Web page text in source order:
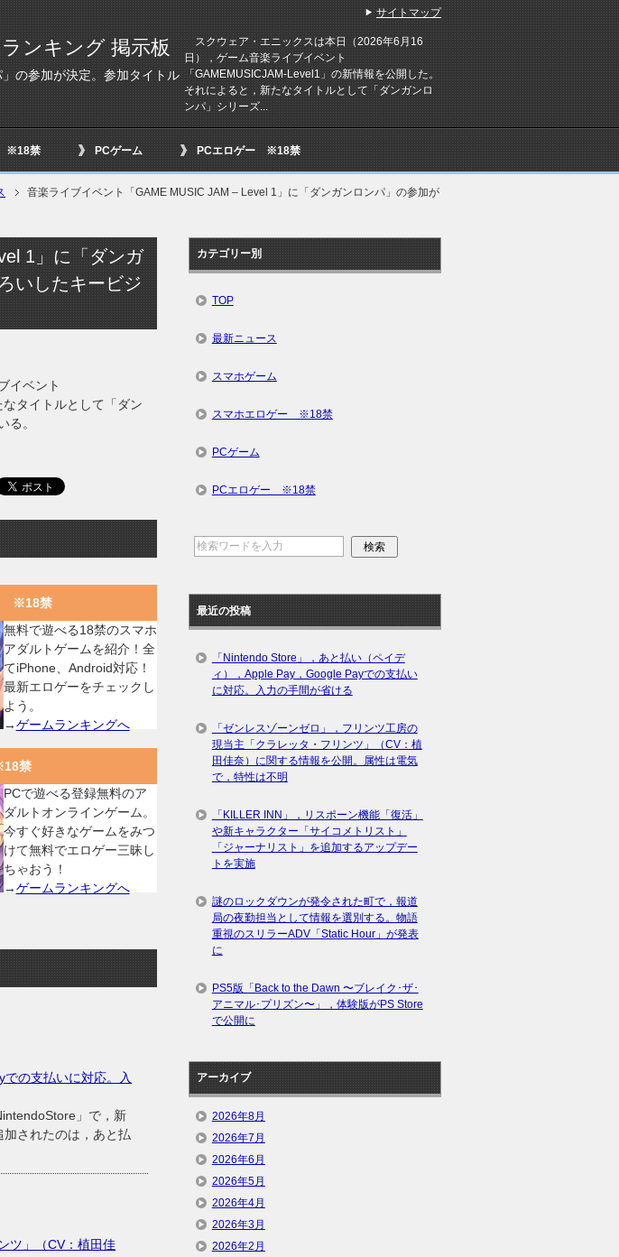
ンキング 掲示板
の参加が決定。参加タイトル
スクウェア・エニックスは本日（2026年6月16
日），ゲーム音楽ライブイベント
「GAMEMUSICJAM-Level1」の新情報を公開した。
それによると，新たなタイトルとして「ダンガンロ
ンパ」シリーズ...
※18禁 PCゲーム PCエロゲー ※18禁
音楽ライブイベント「GAME MUSIC JAM – Level 1」に「ダンガンロンパ」の参加が
1」に「ダンガ
いしたキービジ
イベント
タイトルとして「ダン
る。
※18禁
無料で遊べる18禁のスマホ
アダルトゲームを紹介！全
てiPhone、Android対応！
最新エロゲーをチェックし
よう。
→ゲームランキングへ
禁
PCで遊べる登録無料のア
ダルトオンラインゲーム。
今すぐ好きなゲームをみつ
けて無料でエロゲー三昧し
ちゃおう！
→ゲームランキングへ
での支払いに対応。入
」で，新
されたのは，あと払
ツ」（CV：植田佳
カテゴリー別
TOP
最新ニュース
スマホゲーム
スマホエロゲー ※18禁
PCゲーム
PCエロゲー ※18禁
最近の投稿
「Nintendo Store」，あと払い（ペイデ
ィ），Apple Pay，Google Payでの支払い
に対応。入力の手間が省ける
「ゼンレスゾーンゼロ」，フリンツ工房の
現当主「クラレッタ・フリンツ」（CV：植
田佳奈）に関する情報を公開。属性は電気
で，特性は不明
「KILLER INN」，リスポーン機能「復活」
や新キャラクター「サイコメトリスト」
「ジャーナリスト」を追加するアップデー
トを実施
謎のロックダウンが発令された町で，報道
局の夜勤担当として情報を選別する。物語
重視のスリラーADV「Static Hour」が発表
に
PS5版「Back to the Dawn 〜ブレイク･ザ･
アニマル･プリズン〜」，体験版がPS Store
で公開に
アーカイブ
2026年8月
2026年7月
2026年6月
2026年5月
2026年4月
2026年3月
2026年2月
サイトマップ